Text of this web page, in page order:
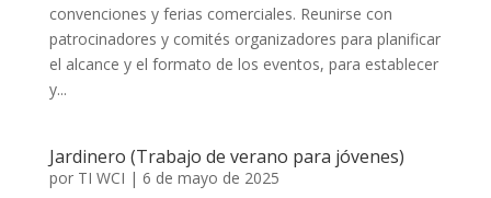
convenciones y ferias comerciales. Reunirse con
patrocinadores y comités organizadores para planificar
el alcance y el formato de los eventos, para establecer
y...
Jardinero (Trabajo de verano para jóvenes)
por TI WCI | 6 de mayo de 2025